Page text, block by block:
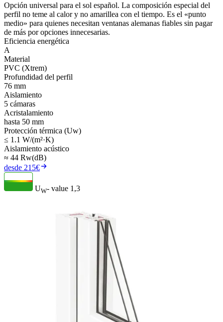
Opción universal para el sol español. La composición especial del
perfil no teme al calor y no amarillea con el tiempo. Es el «punto
medio» para quienes necesitan ventanas alemanas fiables sin pagar
de más por opciones innecesarias.
Eficiencia energética
A
Material
PVC (Xtrem)
Profundidad del perfil
76 mm
Aislamiento
5 cámaras
Acristalamiento
hasta 50 mm
Protección térmica (Uw)
≤ 1.1 W/(m²·K)
Aislamiento acústico
≈ 44 Rw(dB)
desde 215€
UW- value 1,3